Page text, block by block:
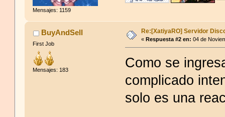
Mensajes: 1159
BuyAndSell
First Job
Mensajes: 183
Re:[XatiyaRO] Servidor
« Respuesta #2 en: 04 de
Como se
complicado
solo es una